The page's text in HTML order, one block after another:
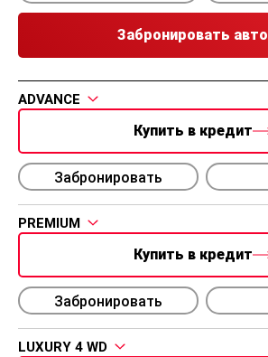
Забронировать авто
ADVANCE
Купить в кредит
Забронировать
PREMIUM
Купить в кредит
Забронировать
LUXURY 4 WD